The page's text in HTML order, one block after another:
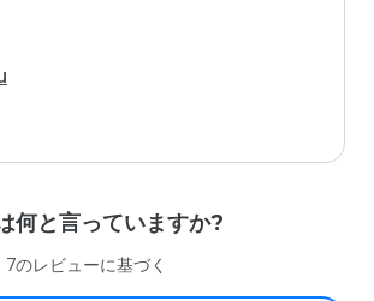
何と言っていますか?
7のレビューに基づく